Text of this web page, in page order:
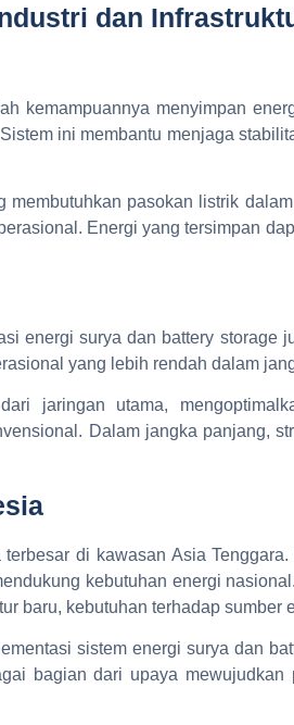
dan
kemampuannya menyimpan
ini membantu menjaga
pasokan listrik
Energi yang tersimpan
energi surya dan battery storage
yang lebih rendah dalam
jaringan utama,
Dalam jangka panjang,
di kawasan Asia
kebutuhan energi
baru, kebutuhan terhadap
sistem energi surya dan
bagian dari upaya